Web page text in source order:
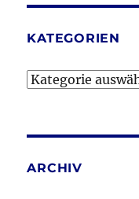
KATEGORIEN
Kategorien
ARCHIV